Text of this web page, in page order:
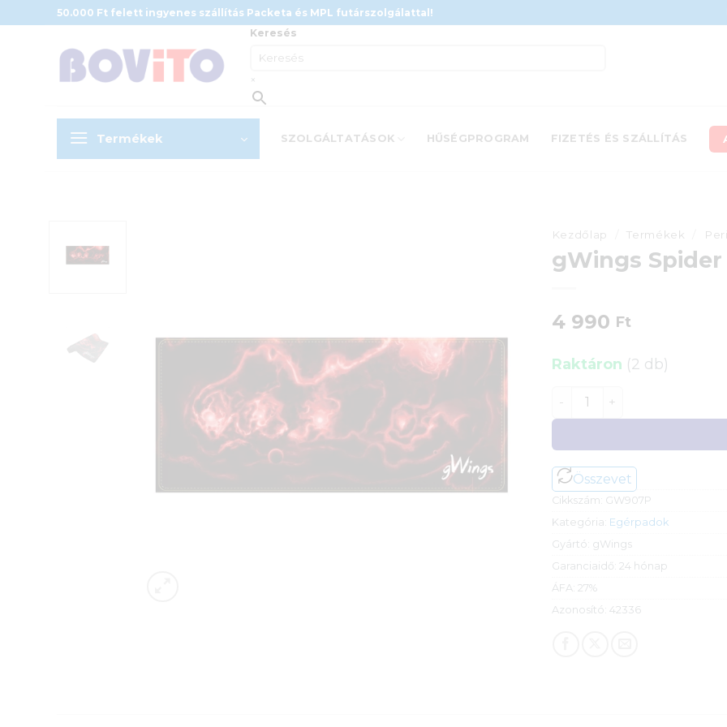
to
50.000 Ft felett ingyenes szállítás Packeta és MPL futárszolgálattal!
Keresés
×
Termékek SZOLGÁLTATÁSOK HŰSÉGPROGRAM FIZETÉS ÉS SZÁLLÍTÁS
Kezdőlap Termékek
gWings
4 990 Ft
Raktáron (2 db)
gWings Spider GW907p
Összevet
Cikkszám: GW907P
Kategória: Egérpadok
Gyártó: gWings
Garanciaidő: 24 hónap
ÁFA: 27%
Azonosító: 42336